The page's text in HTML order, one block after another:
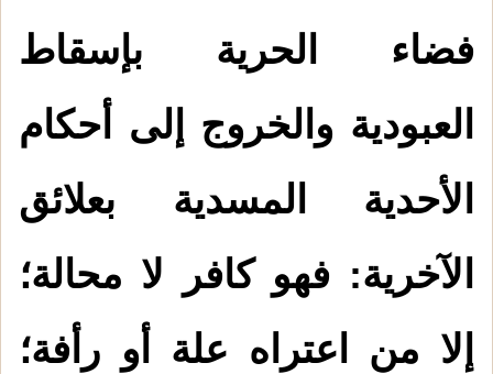
فضاء الحرية بإسقاط
العبودية والخروج إلى أحكام
الأحدية المسدية بعلائق
الآخرية: فهو كافر لا محالة؛
إلا من اعتراه علة أو رأفة؛